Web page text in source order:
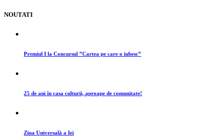
NOUTATI
Premiul I la Concursul ”Cartea pe care o iubesc”
25 de ani în casa culturii, aproape de comunitate!
Ziua Universală a Iei